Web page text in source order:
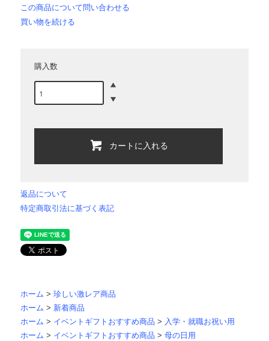
この商品について問い合わせる
買い物を続ける
購入数
カートに入れる
返品について
特定商取引法に基づく表記
ホーム > 珍しい激レア商品
ホーム > 新着商品
ホーム > イベントギフトおすすめ商品 > 入学・就職お祝い用
ホーム > イベントギフトおすすめ商品 > 母の日用